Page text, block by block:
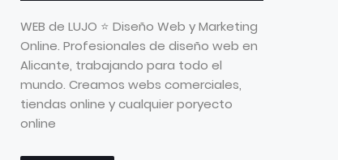
WEB de LUJO ⭐ Diseño Web y Marketing
Online. Profesionales de diseño web en
Alicante, trabajando para todo el
mundo. Creamos webs comerciales,
tiendas online y cualquier poryecto
online